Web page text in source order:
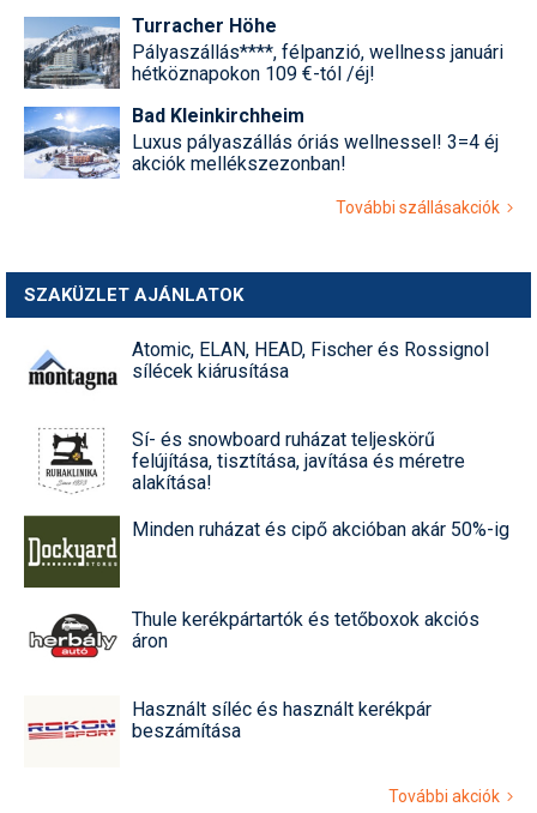
Turracher Höhe
Pályaszállás****, félpanzió, wellness januári
hétköznapokon 109 €-tól /éj!
Bad Kleinkirchheim
Luxus pályaszállás óriás wellnessel! 3=4 éj
akciók mellékszezonban!
További szállásakciók
SZAKÜZLET AJÁNLATOK
Atomic, ELAN, HEAD, Fischer és Rossignol
sílécek kiárusítása
Sí- és snowboard ruházat teljeskörű
felújítása, tisztítása, javítása és méretre
alakítása!
Minden ruházat és cipő akcióban akár 50%-ig
Thule kerékpártartók és tetőboxok akciós
áron
Használt síléc és használt kerékpár
beszámítása
További akciók